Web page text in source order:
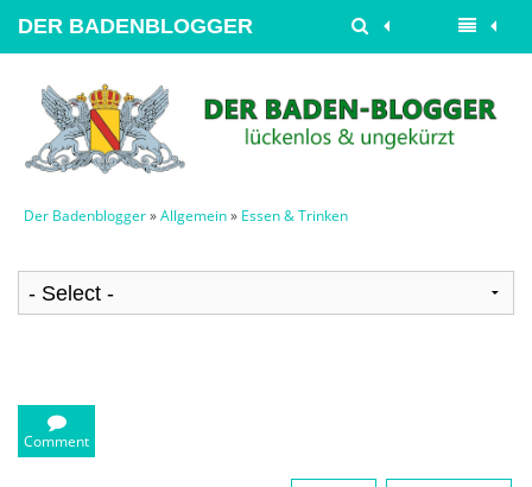
DER BADENBLOGGER
Der Badenblogger»Allgemein» Essen & Trinken
Comment